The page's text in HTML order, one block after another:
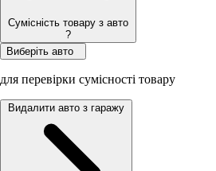
Сумісність товару з авто
?
Виберіть авто
для перевірки сумісності товару
Видалити авто з гаражу